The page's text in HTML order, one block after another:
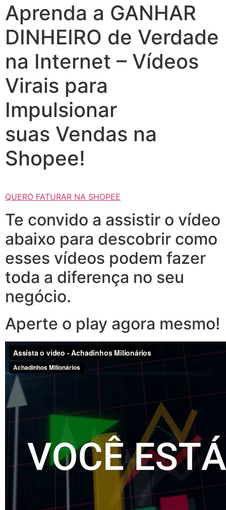
Aprenda a GANHAR
DINHEIRO de Verdade
na Internet – Vídeos
Virais para
Impulsionar
suas Vendas na
Shopee!
QUERO FATURAR NA SHOPEE
Te convido a assistir o vídeo
abaixo para descobrir como
esses vídeos podem fazer
toda a diferença no seu
negócio.
Aperte o play agora mesmo!